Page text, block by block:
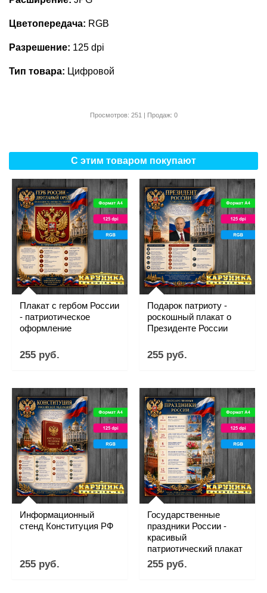
Цветопередача: RGB
Разрешение: 125 dpi
Тип товара: Цифровой
Просмотров: 251 | Продаж: 0
С этим товаром покупают
Плакат с гербом России
- патриотическое
оформление
255 руб.
Подарок патриоту -
роскошный плакат о
Президенте России
255 руб.
Информационный
стенд Конституция РФ
255 руб.
Государственные
праздники России -
красивый
патриотический плакат
255 руб.